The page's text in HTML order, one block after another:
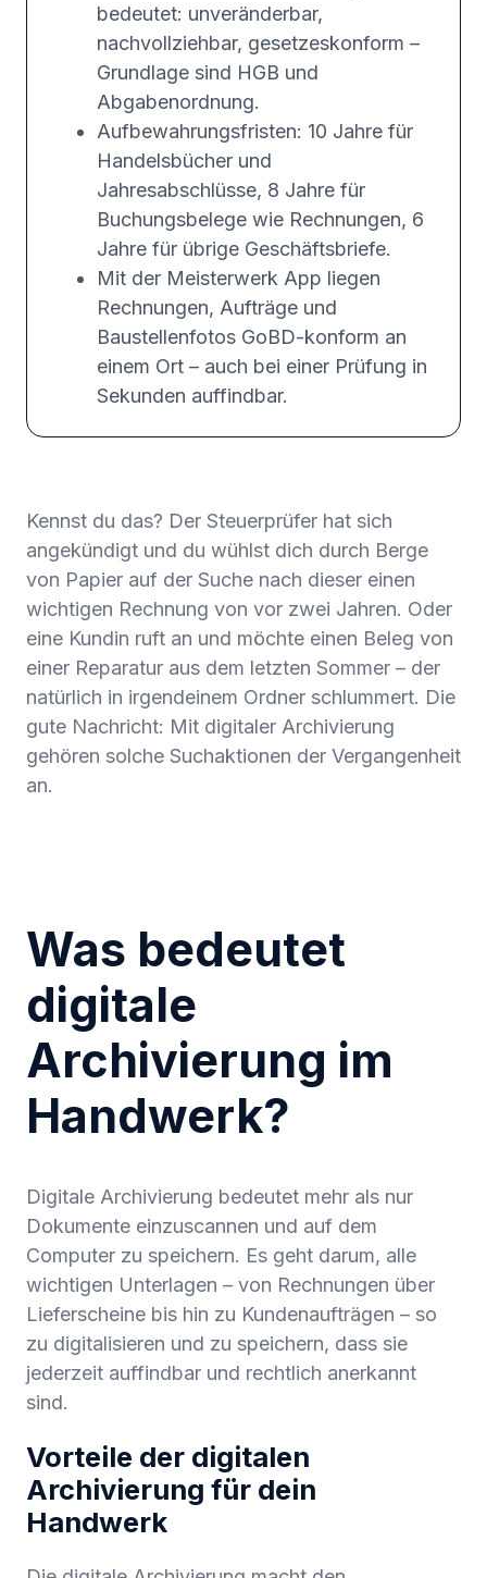
bedeutet: unveränderbar,
nachvollziehbar, gesetzeskonform –
Grundlage sind HGB und
Abgabenordnung.
Aufbewahrungsfristen: 10 Jahre für
Handelsbücher und
Jahresabschlüsse, 8 Jahre für
Buchungsbelege wie Rechnungen, 6
Jahre für übrige Geschäftsbriefe.
Mit der Meisterwerk App liegen
Rechnungen, Aufträge und
Baustellenfotos GoBD-konform an
einem Ort – auch bei einer Prüfung in
Sekunden auffindbar.
Kennst du das? Der Steuerprüfer hat sich
angekündigt und du wühlst dich durch Berge
von Papier auf der Suche nach dieser einen
wichtigen Rechnung von vor zwei Jahren. Oder
eine Kundin ruft an und möchte einen Beleg von
einer Reparatur aus dem letzten Sommer – der
natürlich in irgendeinem Ordner schlummert. Die
gute Nachricht: Mit digitaler Archivierung
gehören solche Suchaktionen der Vergangenheit
an.
Was bedeutet
digitale
Archivierung im
Handwerk?
Digitale Archivierung bedeutet mehr als nur
Dokumente einzuscannen und auf dem
Computer zu speichern. Es geht darum, alle
wichtigen Unterlagen – von Rechnungen über
Lieferscheine bis hin zu Kundenaufträgen – so
zu digitalisieren und zu speichern, dass sie
jederzeit auffindbar und rechtlich anerkannt
sind.
Vorteile der digitalen
Archivierung für dein
Handwerk